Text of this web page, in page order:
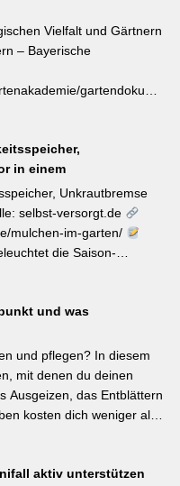
des Kleinen und Großen
kahlen Fraß
ab Herbst, gezielter
Vielfalt und Gärtnern
– Bayerische
der Gartengröße –
Artenvielfalt leistet.
und der Verzicht auf
Ein
[Thema-Tag:
in einem
Unkrautbremse
selbst-versorgt.de
mulchen-im-garten/
die Saison-
liegt bei 5–10 cm, immer
zu vermeiden.
zu dicke Schichten oder
als alleiniges Material
#Mulchen
und was
und pflegen? In diesem
mit denen du deinen
Ausgeizen, das Entblättern
kosten dich weniger als
Weiterlesen bei
aktiv unterstützen